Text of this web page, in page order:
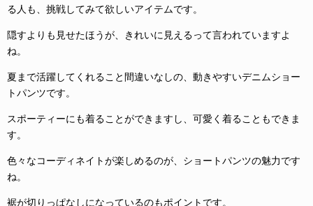
る人も、挑戦してみて欲しいアイテムです。
隠すよりも見せたほうが、きれいに見えるって言われていますよ
ね。
夏まで活躍してくれること間違いなしの、動きやすいデニムショー
トパンツです。
スポーティーにも着ることができますし、可愛く着ることもできま
す。
色々なコーディネイトが楽しめるのが、ショートパンツの魅力です
ね。
裾が切りっぱなしになっているのもポイントです。